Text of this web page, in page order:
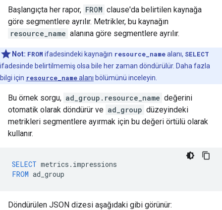
Başlangıçta her rapor, FROM clause'da belirtilen kaynağa
göre segmentlere ayrılır. Metrikler, bu kaynağın
resource_name alanına göre segmentlere ayrılır.
Not: FROM ifadesindeki kaynağın resource_namealanı, SELECT
ifadesinde belirtilmemiş olsa bile her zaman döndürülür. Daha fazla
bilgi için resource_namealanı bölümünü inceleyin.
Bu örnek sorgu, ad_group.resource_name değerini
otomatik olarak döndürür ve ad_group düzeyindeki
metrikleri segmentlere ayırmak için bu değeri örtülü olarak
kullanır.
SELECT metrics . impressions
FROM ad_group
Döndürülen JSON dizesi aşağıdaki gibi görünür: